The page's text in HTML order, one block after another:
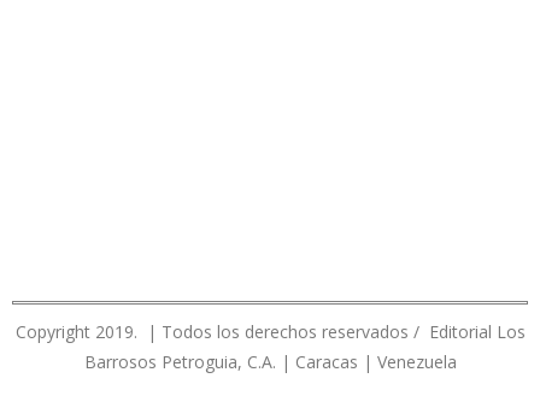
Copyright 2019. | Todos los derechos reservados / Editorial Los
Barrosos Petroguia, C.A. | Caracas | Venezuela